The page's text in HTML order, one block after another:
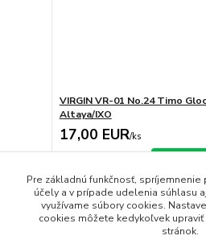
VIRGIN VR-01 No.24 Timo
Altaya/IXO
17,00 EUR/ks
strana z 1
Pre základnú funkčnosť, spríjemnenie
účely a v prípade udelenia súhlasu
využívame súbory cookies.
cookies môžete kedykoľvek
stránok.